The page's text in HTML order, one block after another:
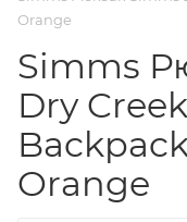
Orange
Simms
Dry
Orange